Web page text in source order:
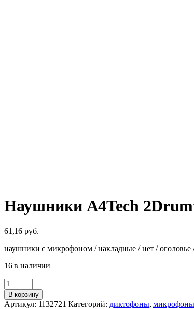
Наушники A4Tech
61,16 руб.
наушники с микрофоном / накладные / нет /
16 в наличии
Количество
товара
Наушники
В корзину
Артикул: 1132721 Категорий: диктофоны, микрофоны